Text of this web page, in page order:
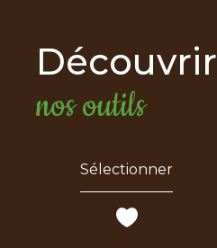
découvrir
nos outils
Sélectionner